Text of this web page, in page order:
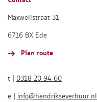
Maxwellstraat 31
6716 BX Ede
Plan route
t | 0318 20 94 60
e | info@hendrikseverhuur.nl